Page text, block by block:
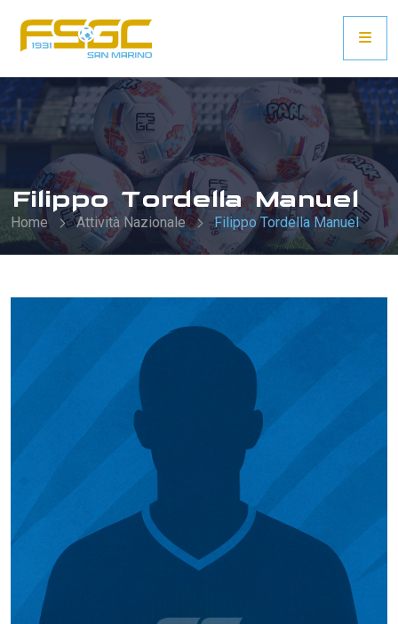
Filippo Tordella Manuel
Home Attività Nazionale Filippo Tordella Manuel